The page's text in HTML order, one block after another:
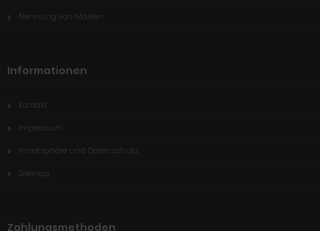
Nennung von Marken
Informationen
Kontakt
Impressum
Privatsphäre und Datenschutz
Sitemap
Zahlungsmethoden